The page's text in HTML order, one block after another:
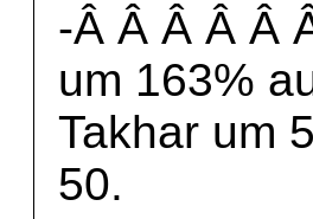
-Â Â Â Â Â
um 163%
Takhar um
50.